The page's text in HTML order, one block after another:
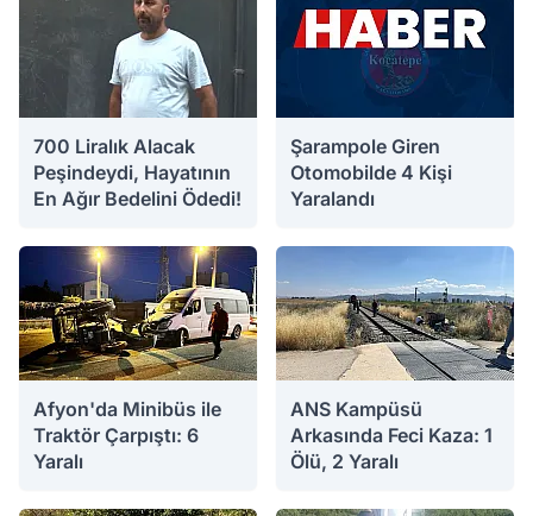
700 Liralık Alacak
Peşindeydi, Hayatının
En Ağır Bedelini Ödedi!
03.08.2026 11:27
Şarampole Giren
Otomobilde 4 Kişi
Yaralandı
03.08.2026 10:59
Afyon'da Minibüs ile
Traktör Çarpıştı: 6
Yaralı
03.08.2026 09:26
ANS Kampüsü
Arkasında Feci Kaza: 1
Ölü, 2 Yaralı
03.08.2026 05:45